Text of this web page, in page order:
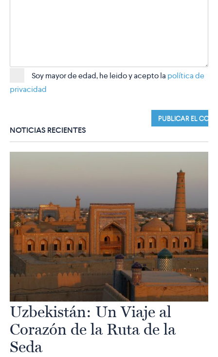
Soy mayor de edad, he leido y acepto la política de
privacidad
NOTICIAS RECIENTES
Uzbekistán: Un Viaje al
Corazón de la Ruta de la
Seda